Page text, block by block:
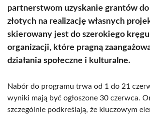
partnerstwom uzyskanie grantów
złotych na realizację własnych
skierowany jest do szerokiego
organizacji, które pragną
działania społeczne i kulturalne.
Nabór do programu trwa od 1 do 21
wyniki mają być ogłoszone 30 czerwca.
szczególnie podkreślają, że kluczowym